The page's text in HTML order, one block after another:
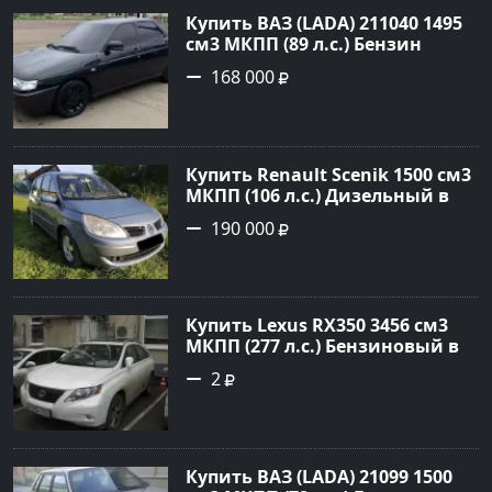
Купить ВАЗ (LADA) 211040 1495
см3 МКПП (89 л.с.) Бензин
инжектор в Краснодвр: цвет
Черный Седан 2007 года по
Авторынок23
168 000
Купить Renault Scenik 1500 см3
МКПП (106 л.с.) Дизельный в
Белореченск: цвет Голубой
Универсал 2007 года по цене
190 000
Купить Lexus RX350 3456 см3
МКПП (277 л.с.) Бензиновый в
Краснодар: цвет
Перламутрово-белый
№3746 на сайте Авторынок23
2
Купить ВАЗ (LADA) 21099 1500